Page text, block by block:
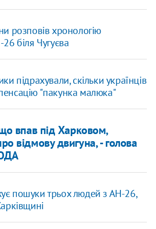
розповів хронологію
біля Чугуєва
підрахували, скільки українців
"пакунка малюка"
впав під Харковом,
відмову двигуна, - голова
пошуки трьох людей з АН-26,